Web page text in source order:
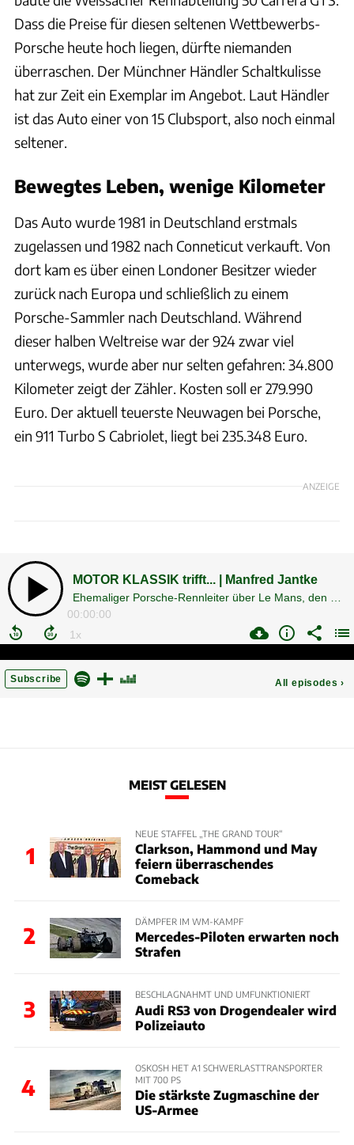
Dass die Preise für diesen seltenen Wettbewerbs-
Porsche heute hoch liegen, dürfte niemanden
überraschen. Der Münchner Händler Schaltkulisse
hat zur Zeit ein Exemplar im Angebot. Laut Händler
ist das Auto einer von 15 Clubsport, also noch einmal
seltener.
Bewegtes Leben, wenige Kilometer
Das Auto wurde 1981 in Deutschland erstmals
zugelassen und 1982 nach Conneticut verkauft. Von
dort kam es über einen Londoner Besitzer wieder
zurück nach Europa und schließlich zu einem
Porsche-Sammler nach Deutschland. Während
dieser halben Weltreise war der 924 zwar viel
unterwegs, wurde aber nur selten gefahren: 34.800
Kilometer zeigt der Zähler. Kosten soll er 279.990
Euro. Der aktuell teuerste Neuwagen bei Porsche,
ein 911 Turbo S Cabriolet, liegt bei 235.348 Euro.
ANZEIGE
MEIST GELESEN
1
NEUE STAFFEL „THE GRAND TOUR“
Clarkson, Hammond und May
feiern überraschendes
Comeback
2
DÄMPFER IM WM-KAMPF
Mercedes-Piloten erwarten noch
Strafen
3
BESCHLAGNAHMT UND UMFUNKTIONIERT
Audi RS3 von Drogendealer wird
Polizeiauto
4
OSKOSH HET A1 SCHWERLASTTRANSPORTER
MIT 700 PS
Die stärkste Zugmaschine der
US-Armee